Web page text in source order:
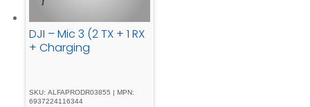
DJI – Mic 3 (2 TX + 1 RX
+ Charging
SKU: ALFAPRODR03855 | MPN:
6937224116344